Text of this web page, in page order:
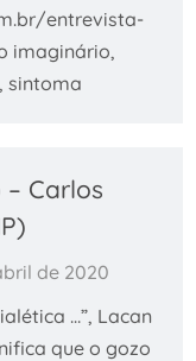
entrevista-
imaginário,
sintoma
Carlos
de 2020
…”, Lacan
que o gozo